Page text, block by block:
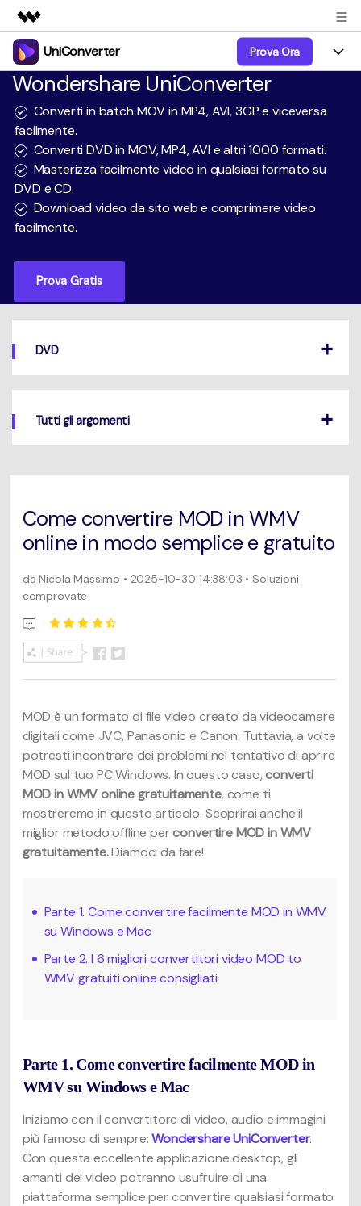
Prodotti in evidenza
Creatività digitale AIGC
Utilità
Business
Panoramica
Soluzione
Chi siamo
Sala stampa
Negozio
UniConverter Prova Ora
Prodotti
UniConverter-Convertitore Video
UniConverter per Windows
UniConverter per Mac
AniSmall-Video Compressor
AniSmall per Desktop
AniSmall per iOS
Funzioni
Video/Audio
Lab AI
Guida
Blog
Comprimere
Convertire MP4
Masterizzare
Informazioni di più
Centro di Supporto
Tutte le informazioni di cui hai bisogno per aiutarti a
utilizzare UniConverter.
Novità
Wondershare UniConverter
Converti in batch MOV in MP4, AVI, 3GP e viceversa
facilmente.
Converti DVD in MOV, MP4, AVI e altri 1000 formati.
Masterizza facilmente video in qualsiasi formato su
DVD e CD.
Download video da sito web e comprimere video
facilmente.
Prova Gratis
DVD
Tutti gli argomenti
Come convertire MOD in WMV
online in modo semplice e gratuito
da Nicola Massimo • 2025-10-30 14:38:03 • Soluzioni
comprovate
MOD è un formato di file video creato da videocamere
digitali come JVC, Panasonic e Canon. Tuttavia, a volte
potresti incontrare dei problemi nel tentativo di aprire
MOD sul tuo PC Windows. In questo caso, converti
MOD in WMV online gratuitamente, come ti
mostreremo in questo articolo. Scoprirai anche il
miglior metodo offline perconvertire MOD in WMV
gratuitamente.Diamoci da fare!
Parte 1. Come convertire facilmente MOD in WMV
su Windows e Mac
Parte 2. I 6 migliori convertitori video MOD to
WMV gratuiti online consigliati
Parte 1. Come convertire facilmente MOD in
WMV su Windows e Mac
Iniziamo con il convertitore di video, audio e immagini
più famoso di sempre: Wondershare UniConverter.
Con questa eccellente applicazione desktop, gli
amanti dei video potranno usufruire di una
piattaforma semplice per convertire qualsiasi formato